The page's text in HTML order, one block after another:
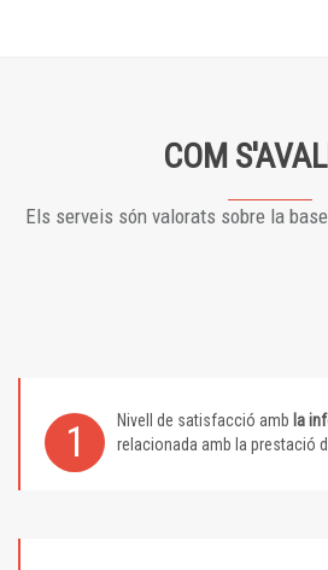
COM
Els serveis són valorats sobre la
1 Nivell de satisfacció amb la
relacionada amb la prestació